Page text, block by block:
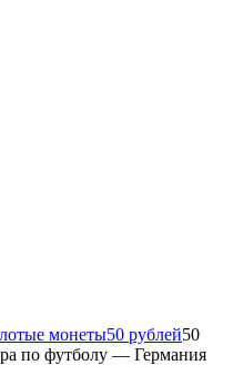
монеты50 рублей50
по футболу — Германия